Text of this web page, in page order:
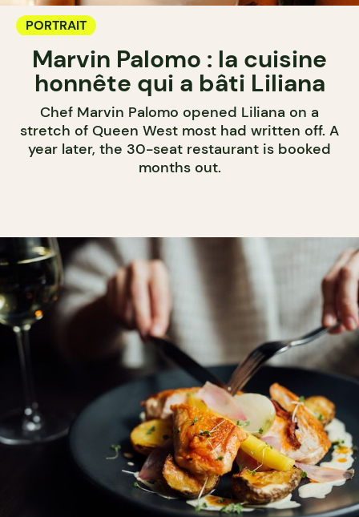
PORTRAIT
Marvin Palomo : la cuisine
honnête qui a bâti Liliana
Chef Marvin Palomo opened Liliana on a
stretch of Queen West most had written off. A
year later, the 30-seat restaurant is booked
months out.